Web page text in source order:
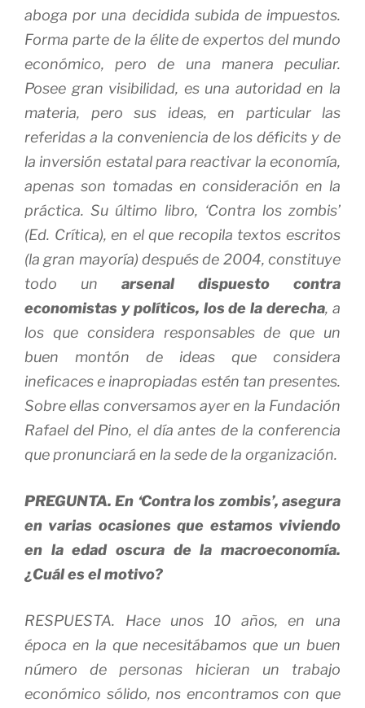
aboga por una decidida subida de impuestos.
Forma parte de la élite de expertos del mundo
económico, pero de una manera peculiar.
Posee gran visibilidad, es una autoridad en la
materia, pero sus ideas, en particular las
referidas a la conveniencia de los déficits y de
la inversión estatal para reactivar la economía,
apenas son tomadas en consideración en la
práctica. Su último libro, ‘Contra los zombis’
(Ed. Crítica), en el que recopila textos escritos
(la gran mayoría) después de 2004, constituye
todo un arsenal dispuesto contra
economistas y políticos, los de la derecha, a
los que considera responsables de que un
buen montón de ideas que considera
ineficaces e inapropiadas estén tan presentes.
Sobre ellas conversamos ayer en la Fundación
Rafael del Pino, el día antes de la conferencia
que pronunciará en la sede de la organización.
PREGUNTA. En ‘Contra los zombis’, asegura
en varias ocasiones que estamos viviendo
en la edad oscura de la macroeconomía.
¿Cuál es el motivo?
RESPUESTA. Hace unos 10 años, en una
época en la que necesitábamos que un buen
número de personas hicieran un trabajo
económico sólido, nos encontramos con que